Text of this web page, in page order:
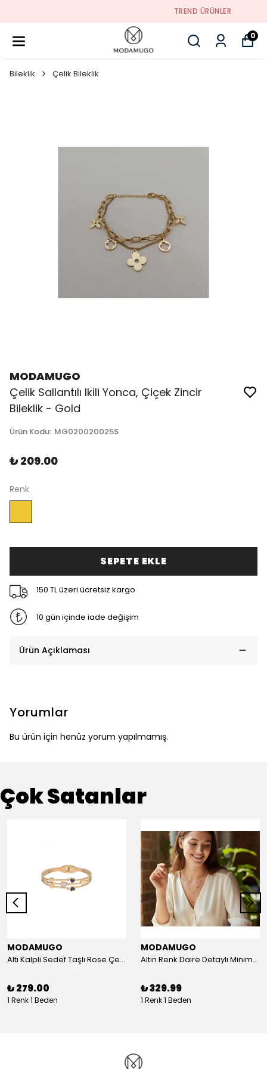
0
Bileklik Çelik Bileklik
MODAMUGO
Çelik Sallantılı Ikili Yonca, Çiçek Zincir
Bileklik - Gold
Ürün Kodu: MG020020025S
₺ 209.00
Renk
SEPETE EKLE
150 TL üzeri ücretsiz kargo
10 gün içinde iade değişim
Ürün Açıklaması
Yorumlar
Bu ürün için henüz yorum yapılmamış.
Çok Satanlar
MODAMUGO
Altı Kalpli Sedef Taşlı Rose Çelik Kelepçe Bileklik
₺ 279.00
1 Renk 1 Beden
MODAMUGO
Altın Renk Daire Detaylı Minimal Y Çelik Kolye
₺ 329.99
1 Renk 1 Beden